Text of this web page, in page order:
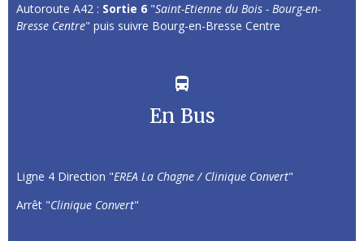
Autoroute A42 : Sortie 6 "Saint-Etienne du Bois - Bourg-en-
Bresse Centre" puis suivre Bourg-en-Bresse Centre
En Bus
Ligne 4 Direction "EREA La Chagne / Clinique Convert"
Arrêt "Clinique Convert"